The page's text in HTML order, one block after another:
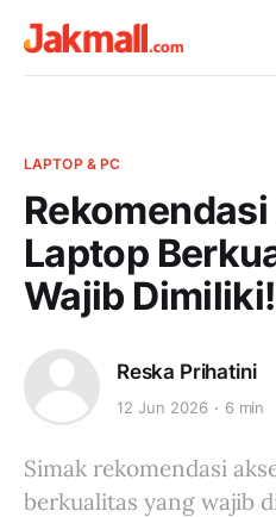
LAPTOP & PC
Laptop
Wajib Dimiliki!
Reska Prihatini
12 Jun 2026 6 min
Simak rekomendasi
berkualitas yang wajib